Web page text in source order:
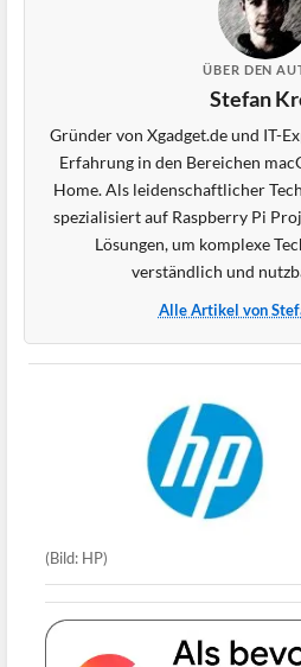
ÜBER DEN
Stefan
Gründer von Xgadget.de und IT-
Erfahrung in den Bereichen
Home. Als leidenschaftlicher
spezialisiert auf Raspberry Pi
Lösungen, um komplexe
verständlich und
Alle Artikel von
(Bild: HP)